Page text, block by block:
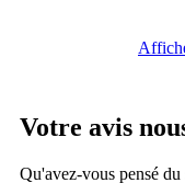
Votre avis
Qu'avez-vous pensé